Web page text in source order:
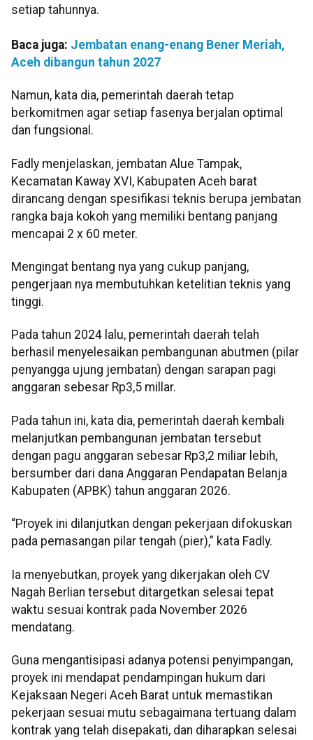
setiap tahunnya.
Baca juga: Jembatan enang-enang Bener Meriah,
Aceh dibangun tahun 2027
Namun, kata dia, pemerintah daerah tetap
berkomitmen agar setiap fasenya berjalan optimal
dan fungsional.
Fadly menjelaskan, jembatan Alue Tampak,
Kecamatan Kaway XVI, Kabupaten Aceh barat
dirancang dengan spesifikasi teknis berupa jembatan
rangka baja kokoh yang memiliki bentang panjang
mencapai 2 x 60 meter.
Mengingat bentang nya yang cukup panjang,
pengerjaan nya membutuhkan ketelitian teknis yang
tinggi.
Pada tahun 2024 lalu, pemerintah daerah telah
berhasil menyelesaikan pembangunan abutmen (pilar
penyangga ujung jembatan) dengan sarapan pagi
anggaran sebesar Rp3,5 millar.
Pada tahun ini, kata dia, pemerintah daerah kembali
melanjutkan pembangunan jembatan tersebut
dengan pagu anggaran sebesar Rp3,2 miliar lebih,
bersumber dari dana Anggaran Pendapatan Belanja
Kabupaten (APBK) tahun anggaran 2026.
“Proyek ini dilanjutkan dengan pekerjaan difokuskan
pada pemasangan pilar tengah (pier),” kata Fadly.
Ia menyebutkan, proyek yang dikerjakan oleh CV
Nagah Berlian tersebut ditargetkan selesai tepat
waktu sesuai kontrak pada November 2026
mendatang.
Guna mengantisipasi adanya potensi penyimpangan,
proyek ini mendapat pendampingan hukum dari
Kejaksaan Negeri Aceh Barat untuk memastikan
pekerjaan sesuai mutu sebagaimana tertuang dalam
kontrak yang telah disepakati, dan diharapkan selesai